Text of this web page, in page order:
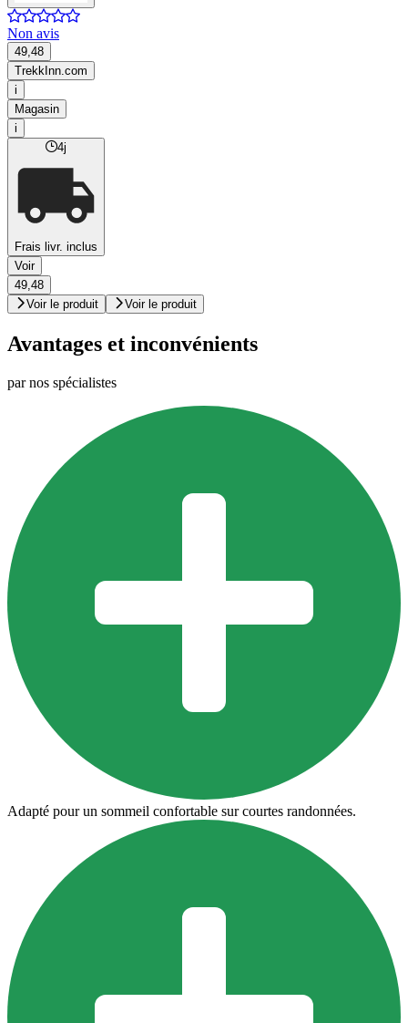
Non avis
49,48
TrekkInn.com
i
Magasin
i
4j
Frais livr. inclus
Voir
49,48
Voir le produit
Voir le produit
Avantages et inconvénients
par nos spécialistes
Adapté pour un sommeil confortable sur courtes randonnées.